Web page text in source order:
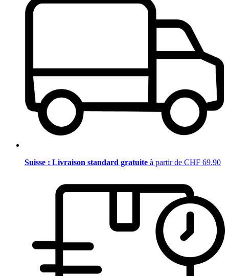
Suisse : Livraison standard gratuite à partir de CHF 69.90